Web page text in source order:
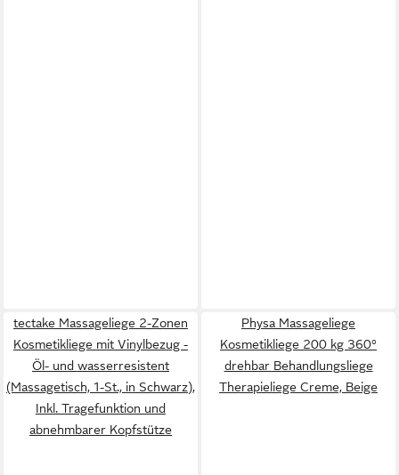
tectake Massageliege 2-Zonen
Kosmetikliege mit Vinylbezug -
Öl- und wasserresistent
(Massagetisch, 1-St., in Schwarz),
Inkl. Tragefunktion und
abnehmbarer Kopfstütze
Physa Massageliege
Kosmetikliege 200 kg 360°
drehbar Behandlungsliege
Therapieliege Creme, Beige